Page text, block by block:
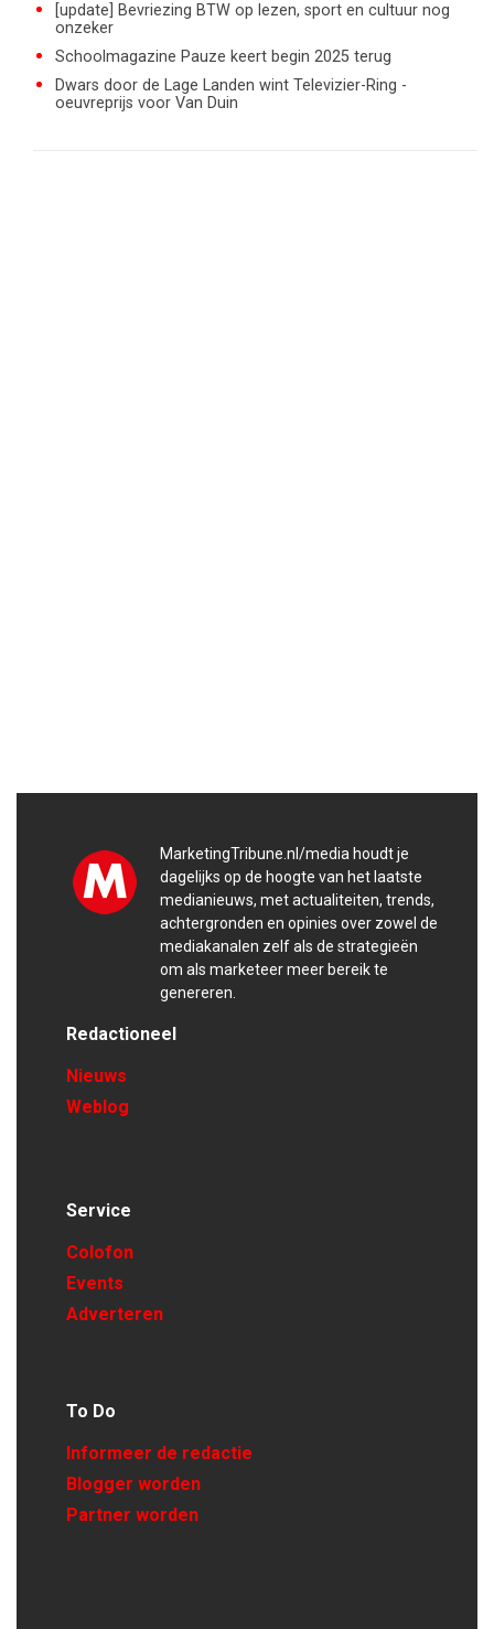
[update] Bevriezing BTW op lezen, sport en cultuur nog
onzeker
Schoolmagazine Pauze keert begin 2025 terug
Dwars door de Lage Landen wint Televizier-Ring -
oeuvreprijs voor Van Duin
MarketingTribune.nl/media houdt je
dagelijks op de hoogte van het laatste
medianieuws, met actualiteiten, trends,
achtergronden en opinies over zowel de
mediakanalen zelf als de strategieën
om als marketeer meer bereik te
genereren.
Redactioneel
Nieuws
Weblog
Service
Colofon
Events
Adverteren
To Do
Informeer de redactie
Blogger worden
Partner worden